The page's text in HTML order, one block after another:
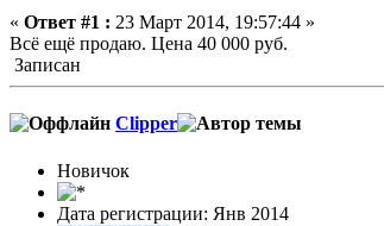
« Ответ #1 : 23 Март 2014, 19:57:44 »
Всё ещё продаю. Цена 40 000 руб.
Записан
Clipper
Новичок
Дата регистрации: Янв 2014